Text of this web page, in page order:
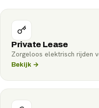
Private Lease
Zorgeloos elektrisch rijden
Bekijk →